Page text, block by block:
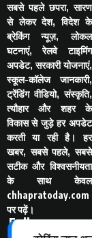
सबसे पहले छपरा, सारण
से लेकर देश, विदेश के
ब्रेकिंग न्यूज़, लोकल
घटनाएं, रेलवे टाइमिंग
अपडेट, सरकारी योजनाएं,
स्कूल-कॉलेज जानकारी,
ट्रेंडिंग वीडियो, संस्कृति,
त्यौहार और शहर के
विकास से जुड़े हर अपडेट
करती या रही है। हर
खबर, सबसे पहले, सबसे
सटीक और विश्वसनीयता
के साथ केवल
chhapratoday.com
पर पढ़ें।
Follo
w Us